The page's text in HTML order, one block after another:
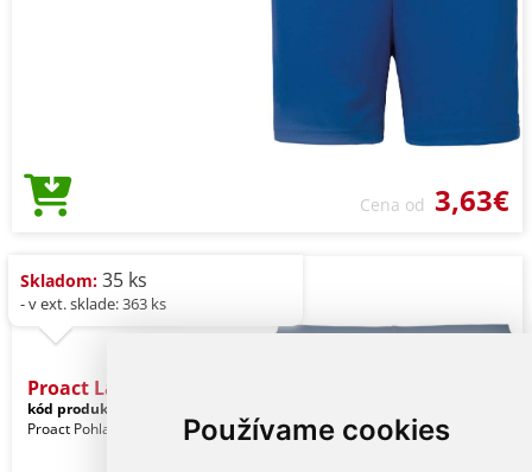
Používame cookies
Cena od 3,63€
Skladom: 35 ks
- v ext. sklade: 363 ks
Proact Ladies' Game Short
kód produktu:
Proact Pohlavie: Ženy